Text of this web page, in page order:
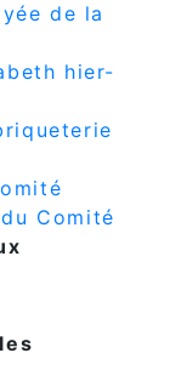
de la
hier-
Comité